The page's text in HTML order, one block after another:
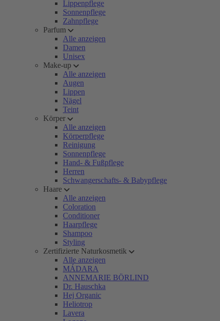
Lippenpflege
Sonnenpflege
Zahnpflege
Parfum
Alle anzeigen
Damen
Unisex
Make-up
Alle anzeigen
Augen
Lippen
Nägel
Teint
Körper
Alle anzeigen
Körperpflege
Reinigung
Sonnenpflege
Hand- & Fußpflege
Herren
Schwangerschafts- & Babypflege
Haare
Alle anzeigen
Coloration
Conditioner
Haarpflege
Shampoo
Styling
Zertifizierte Naturkosmetik
Alle anzeigen
MÁDARA
ANNEMARIE BÖRLIND
Dr. Hauschka
Hej Organic
Heliotrop
Lavera